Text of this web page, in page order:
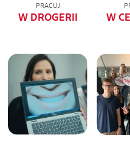
PRACUJ
W DROGERII W